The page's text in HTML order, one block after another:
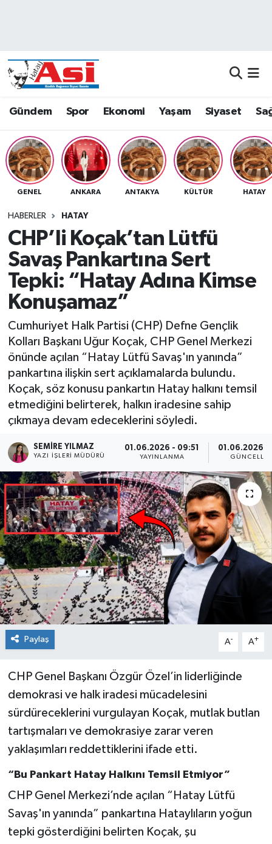
Gündem Spor Ekonomi Yaşam Siyaset
GENEL ANKARA ANTAKYA KÜLTÜR HATAY
HABERLER HATAY
CHP’li Koçak’tan Lütfü
Savaş Pankartına Sert
Tepki: “Hatay Adına Kimse
Konuşamaz”
Cumhuriyet Halk Partisi (CHP) Defne Gençlik
Kolları Başkanı Uğur Koçak, CHP Genel Merkezi
önünde açılan “Hatay Lütfü Savaş'ın yanında”
pankartına ilişkin sert açıklamalarda bulundu.
Koçak, söz konusu pankartın Hatay halkını temsil
etmediğini belirterek, halkın iradesine sahip
çıkmaya devam edeceklerini söyledi.
SEMIRE YILMAZ
YAZI İŞLERI MÜDÜRÜ
01.06.2026 - 09:51
YAYINLANMA
01.06.2026 -
Paylaş A- A+
CHP Genel Başkanı Özgür Özel’in liderliğinde
demokrasi ve halk iradesi mücadelesini
sürdüreceklerini vurgulayan Koçak, mutlak butlan
tartışmaları ve demokrasiye zarar veren
yaklaşımları reddettiklerini ifade etti.
“Bu Pankart Hatay Halkını Temsil Etmiyor”
CHP Genel Merkezi’nde açılan “Hatay Lütfü
Savaş'ın yanında” pankartına Hataylıların yoğun
tepki gösterdiğini belirten Koçak, şu
Dünya
Eğitim
Ekonomi
Gündem
Sağlık
Siyaset
Spor
Teknoloji
Yaşam
Hava Durumu
Namaz Vakitleri
Trafik Durumu
Süper Lig Puan Durumu ve Fikstür
Son Dakika Haberleri
Haber Arşivi